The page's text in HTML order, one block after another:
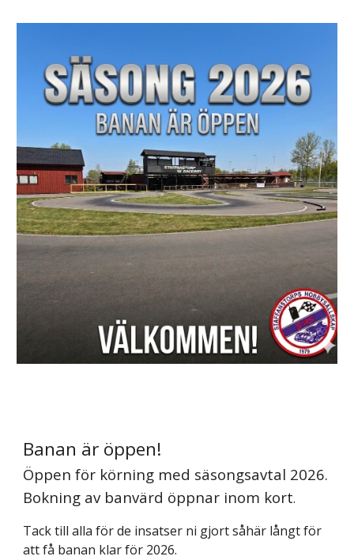
Banan är öppen!
Öppen för körning med säsongsavtal 2026.
Bokning av banvärd öppnar inom kort.
Tack till alla för de insatser ni gjort såhär långt för
att få banan klar för 2026.